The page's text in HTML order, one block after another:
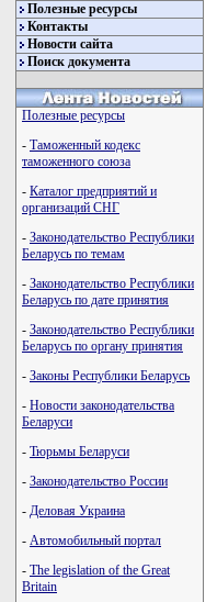
Полезные ресурсы
Контакты
Новости сайта
Поиск документа
Полезные ресурсы
- Таможенный кодекс
таможенного союза
- Каталог предприятий и
организаций СНГ
- Законодательство Республики
Беларусь по темам
- Законодательство Республики
Беларусь по дате принятия
- Законодательство Республики
Беларусь по органу принятия
- Законы Республики Беларусь
- Новости законодательства
Беларуси
- Тюрьмы Беларуси
- Законодательство России
- Деловая Украина
- Автомобильный портал
- The legislation of the Great
Britain